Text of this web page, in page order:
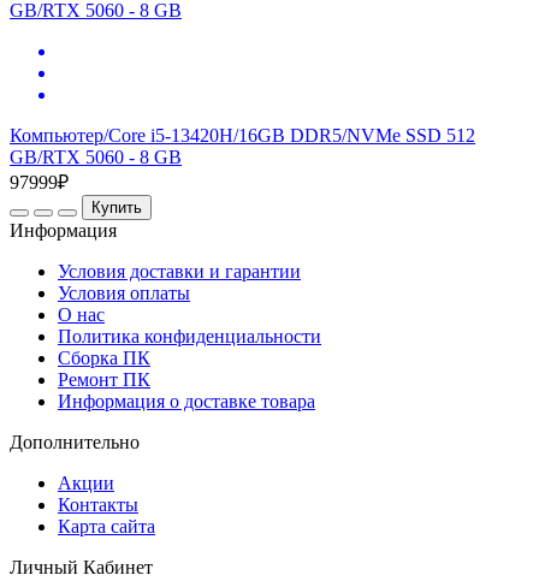
Компьютер/Core i5-13420H/16GB DDR5/NVMe SSD 512
GB/RTX 5060 - 8 GB
97999₽
Купить
Информация
Условия доставки и гарантии
Условия оплаты
О нас
Политика конфиденциальности
Сборка ПК
Ремонт ПК
Информация о доставке товара
Дополнительно
Акции
Контакты
Карта сайта
Личный Кабинет